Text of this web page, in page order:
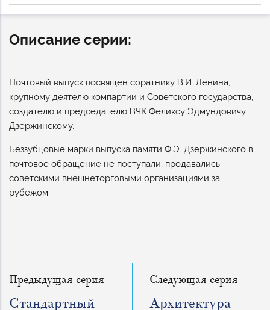
Описание серии:
Почтовый выпуск посвящен соратнику В.И. Ленина,
крупному деятелю компартии и Советского государства,
создателю и председателю ВЧК Феликсу Эдмундовичу
Дзержинскому.
Беззубцовые марки выпуска памяти Ф.Э. Дзержинского в
почтовое обращение не поступали, продавались
советскими внешнеторговыми организациями за
рубежом.
Предыдущая серия
Стандартный
Следующая серия
Архитектура